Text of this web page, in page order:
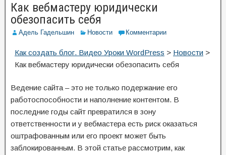
Как вебмастеру юридически
обезопасить себя
Адель Гадельшин Новости Комментарии
Как создать блог. Видео Уроки WordPress > Новости >
Как вебмастеру юридически обезопасить себя
Ведение сайта – это не только подержание его
работоспособности и наполнение контентом. В
последние годы сайт превратился в зону
ответственности и у вебмастера есть риск оказаться
оштрафованным или его проект может быть
заблокированным. В этой статье рассмотрим, как